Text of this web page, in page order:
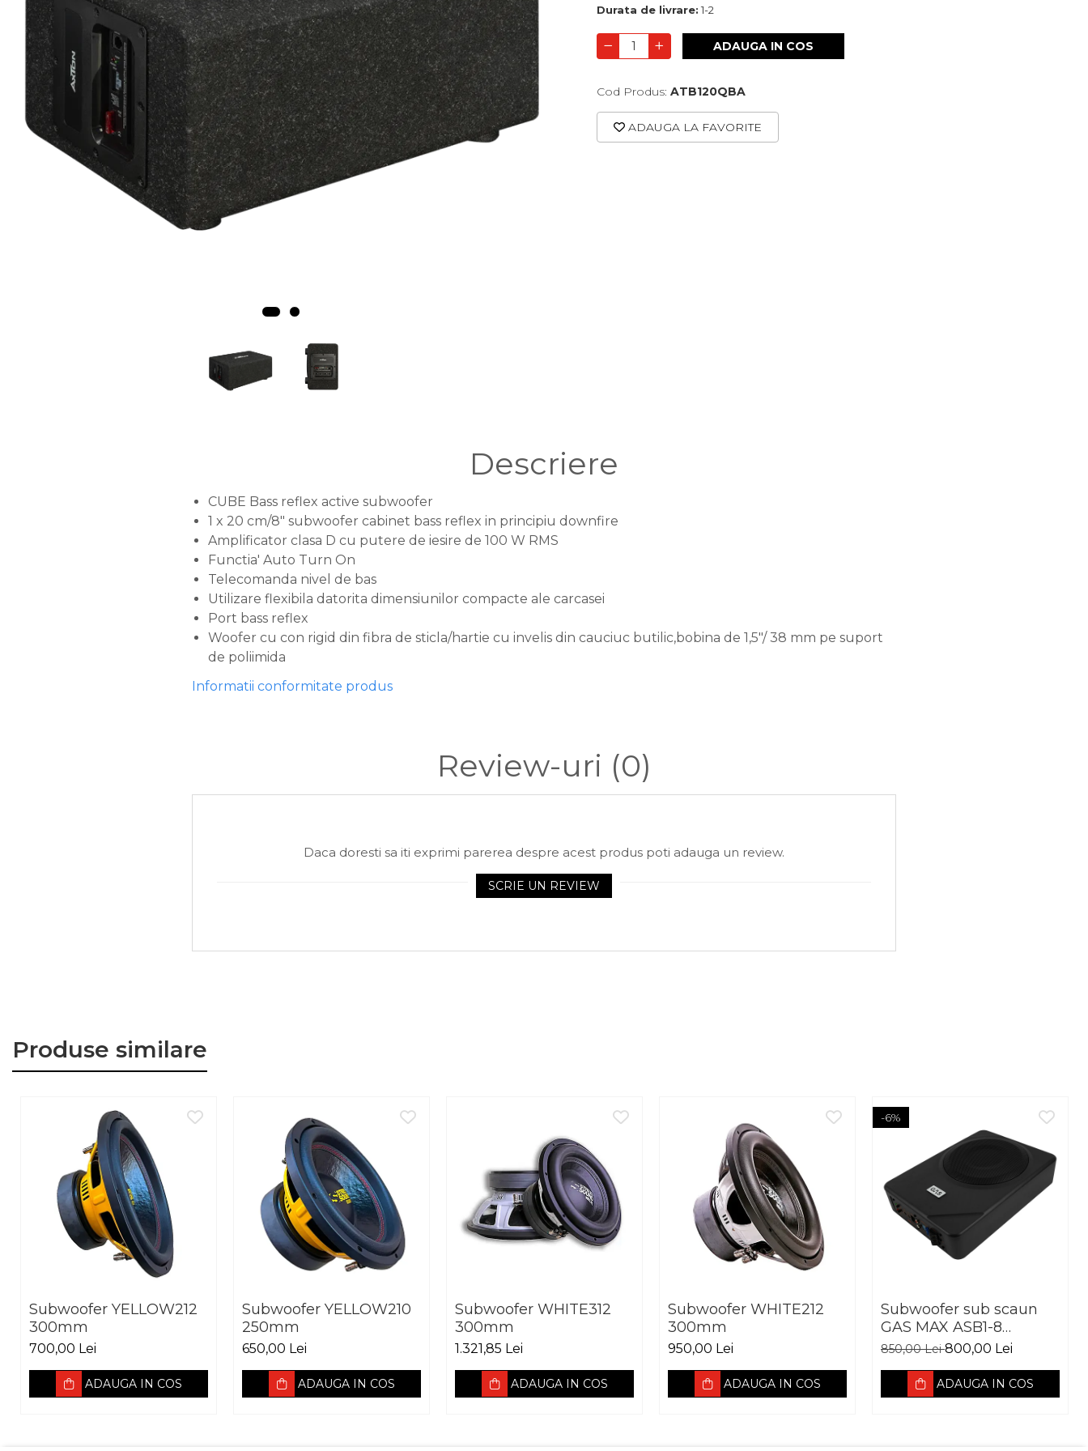
Durata de livrare: 1-2
ADAUGA IN COS
Cod Produs: ATB120QBA
ADAUGA LA FAVORITE
Descriere
CUBE Bass reflex active subwoofer
1 x 20 cm/8" subwoofer cabinet bass reflex in principiu downfire
Amplificator clasa D cu putere de iesire de 100 W RMS
Functia' Auto Turn On
Telecomanda nivel de bas
Utilizare flexibila datorita dimensiunilor compacte ale carcasei
Port bass reflex
Woofer cu con rigid din fibra de sticla/hartie cu invelis din cauciuc butilic,bobina de 1,5"/ 38 mm pe suport
de poliimida
Informatii conformitate produs
Review-uri (0)
Daca doresti sa iti exprimi parerea despre acest produs poti adauga un review.
SCRIE UN REVIEW
Produse similare
Subwoofer YELLOW212
300mm
700,00 Lei
ADAUGA IN COS
Subwoofer YELLOW210
250mm
650,00 Lei
ADAUGA IN COS
Subwoofer WHITE312
300mm
1.321,85 Lei
ADAUGA IN COS
Subwoofer WHITE212
300mm
950,00 Lei
ADAUGA IN COS
-6%
Subwoofer sub scaun
GAS MAX ASB1-8
Subwoofer
850,00 Lei800,00 Lei
ADAUGA IN COS